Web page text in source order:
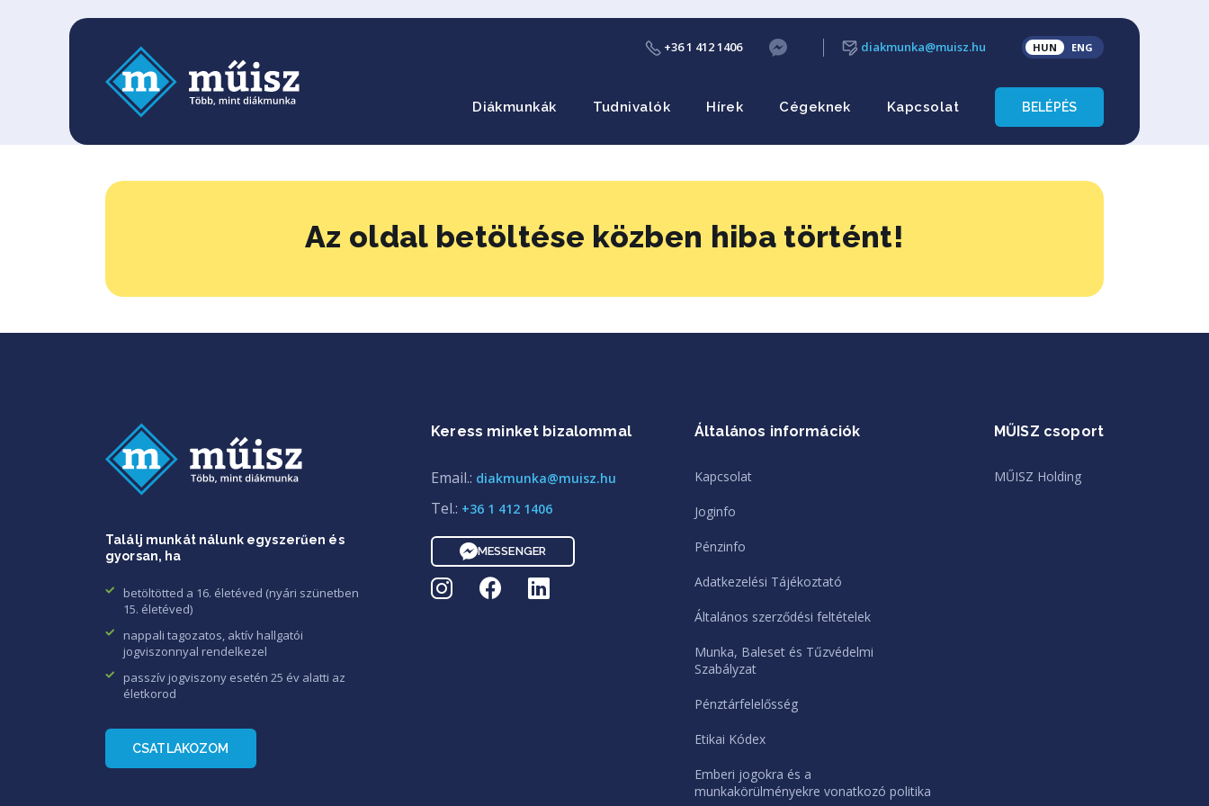
+36 1 412 1406 diakmunka@muisz.hu HUN ENG
Diákmunkák Tudnivalók Hírek Cégeknek Kapcsolat BELÉPÉS
Az oldal betöltése közben hiba történt!
Találj munkát nálunk egyszerűen és
gyorsan, ha
betöltötted a 16. életéved (nyári szünetben
15. életéved)
nappali tagozatos, aktív hallgatói
jogviszonnyal rendelkezel
passzív jogviszony esetén 25 év alatti az
életkorod
CSATLAKOZOM
Keress minket bizalommal
Email.: diakmunka@muisz.hu
Tel.: +36 1 412 1406
MESSENGER
Általános információk
Kapcsolat
Joginfo
Pénzinfo
Adatkezelési Tájékoztató
Általános szerződési feltételek
Munka, Baleset és Tűzvédelmi
Szabályzat
Pénztárfelelősség
Etikai Kódex
Emberi jogokra és a
munkakörülményekre vonatkozó politika
MŰISZ csoport
MŰISZ Holding